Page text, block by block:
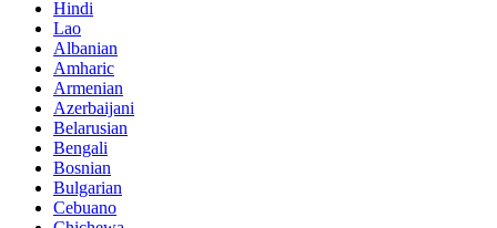
Hindi
Lao
Albanian
Amharic
Armenian
Azerbaijani
Belarusian
Bengali
Bosnian
Bulgarian
Cebuano